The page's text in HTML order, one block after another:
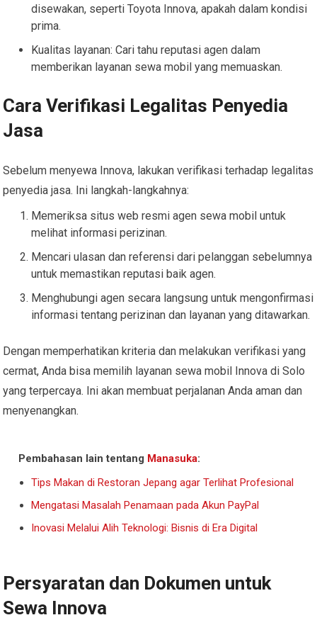
disewakan, seperti Toyota Innova, apakah dalam kondisi
prima.
Kualitas layanan: Cari tahu reputasi agen dalam
memberikan layanan sewa mobil yang memuaskan.
Cara Verifikasi Legalitas Penyedia
Jasa
Sebelum menyewa Innova, lakukan verifikasi terhadap legalitas
penyedia jasa. Ini langkah-langkahnya:
Memeriksa situs web resmi agen sewa mobil untuk
melihat informasi perizinan.
Mencari ulasan dan referensi dari pelanggan sebelumnya
untuk memastikan reputasi baik agen.
Menghubungi agen secara langsung untuk mengonfirmasi
informasi tentang perizinan dan layanan yang ditawarkan.
Dengan memperhatikan kriteria dan melakukan verifikasi yang
cermat, Anda bisa memilih layanan sewa mobil Innova di Solo
yang terpercaya. Ini akan membuat perjalanan Anda aman dan
menyenangkan.
Pembahasan lain tentang Manasuka:
Tips Makan di Restoran Jepang agar Terlihat Profesional
Mengatasi Masalah Penamaan pada Akun PayPal
Inovasi Melalui Alih Teknologi: Bisnis di Era Digital
Persyaratan dan Dokumen untuk
Sewa Innova